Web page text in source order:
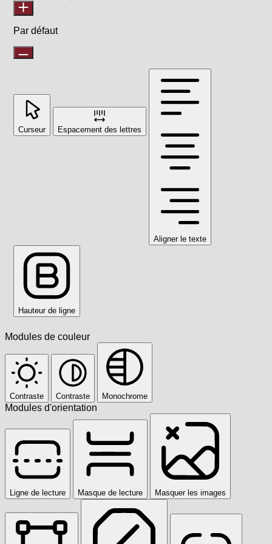
Par défaut
Curseur Espacement des lettres
Aligner le texte
Hauteur de ligne
Modules de couleur
Contraste Contraste Monochrome
Modules d'orientation
Ligne de lecture Masque de lecture Masquer les images